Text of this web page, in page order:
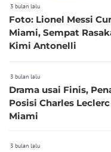
3 bulan lalu
Foto: Lionel Messi
Miami, Sempat
Kimi Antonelli
3 bulan lalu
Drama usai Finis,
Posisi Charles
Miami
3 bulan lalu